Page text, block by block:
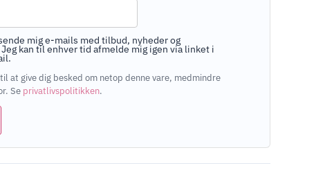
mig e-mails med tilbud, nyheder og
kan til enhver tid afmelde mig igen via linket i
at give dig besked om netop denne vare, medmindre
Se privatlivspolitikken.